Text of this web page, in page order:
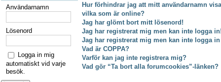
Hur förhindrar jag att mitt användarnamn
vilka som är online?
Jag har glömt bort mitt lösenord!
Jag har registrerat mig men kan inte logga
Jag har registrerat mig men kan inte logga
Vad är COPPA?
Varför kan jag inte registrera mig?
Vad gör “Ta bort alla forumcookies”-länken?
Användarnamn
Lösenord
Logga in mig
automatiskt vid varje
besök.